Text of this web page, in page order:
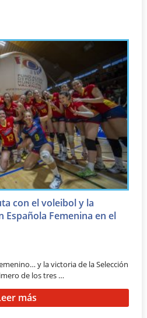
con el voleibol y la
Española Femenina en el
y la victoria de la Selección
de los tres …
más